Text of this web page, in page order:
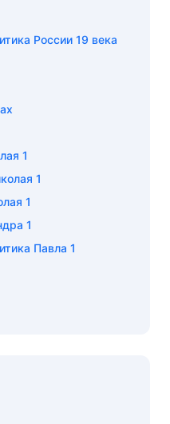
России 19 века
1
1
1
1
Павла 1